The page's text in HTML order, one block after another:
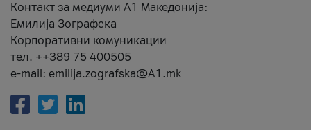
Контакт за медиуми А1 Македонија:
Емилија Зографска
Корпоративни комуникации
тел. ++389 75 400505
e-mail: emilija.zografska@A1.mk